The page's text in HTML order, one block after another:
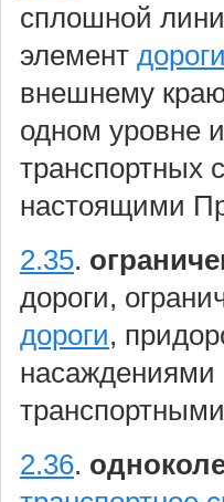
сплошной
элемент
внешнему
одном уровне
транспортных
настоящими
2.35.
дороги,
дороги,
насаждениями
2.36.